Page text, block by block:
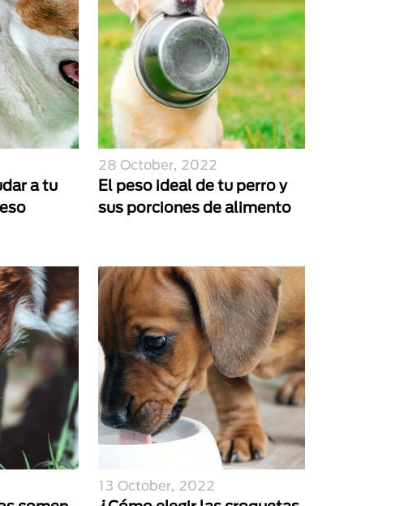
a tu
28 October, 2022
El peso ideal de tu perro y
sus porciones de alimento
13 October, 2022